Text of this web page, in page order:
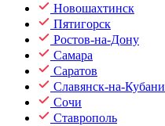
Новошахтинск
Пятигорск
Ростов-на-Дону
Самара
Саратов
Славянск-на-Кубани
Сочи
Ставрополь